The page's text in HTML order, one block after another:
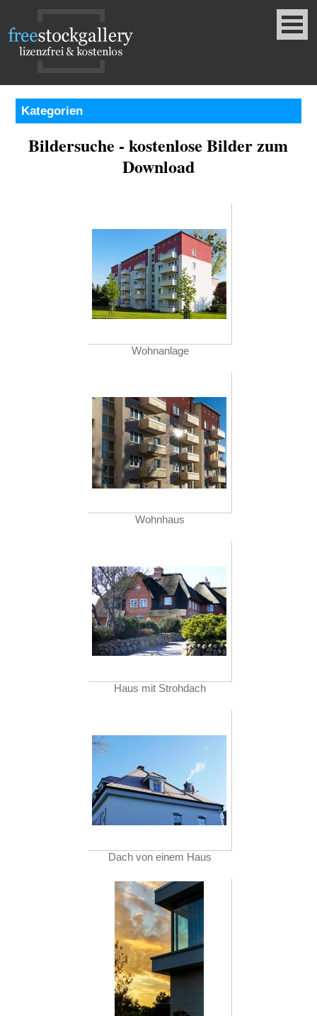
Kategorien
Bildersuche - kostenlose Bilder zum
Download
Wohnanlage
Wohnhaus
Haus mit Strohdach
Dach von einem Haus